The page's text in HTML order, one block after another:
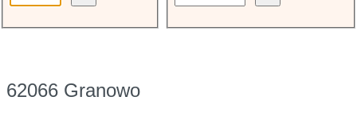
62066 Granowo